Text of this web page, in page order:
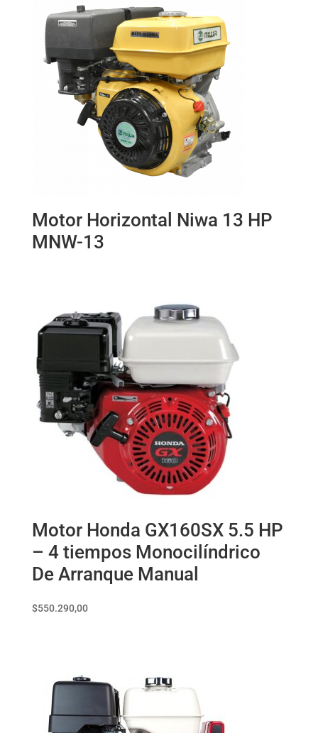
Motor Horizontal Niwa 13 HP
MNW-13
Motor Honda GX160SX 5.5 HP
– 4 tiempos Monocilíndrico
De Arranque Manual
$550.290,00